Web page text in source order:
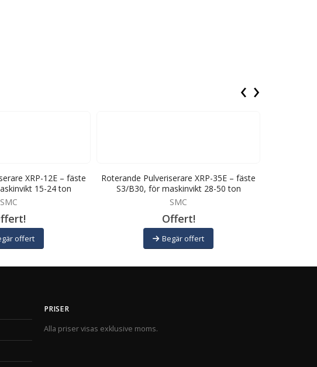
XRP-12E – fäste
15-24 ton
SMC
offert
Roterande Pulveriserare XRP-35E – fäste
S3/B30, för maskinvikt 28-50 ton
SMC
Offert!
Begär offert
‹ ›
PRISER
Alla priser visas exklusive moms.